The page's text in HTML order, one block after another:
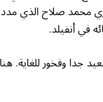
في أنفيلد.
جدا وفخور للغاية.